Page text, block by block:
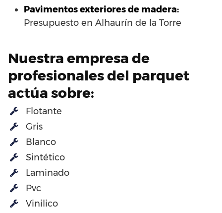
Pavimentos exteriores de madera:
Presupuesto en Alhaurín de la Torre
Nuestra empresa de
profesionales del parquet
actúa sobre:
Flotante
Gris
Blanco
Sintético
Laminado
Pvc
Vinilico